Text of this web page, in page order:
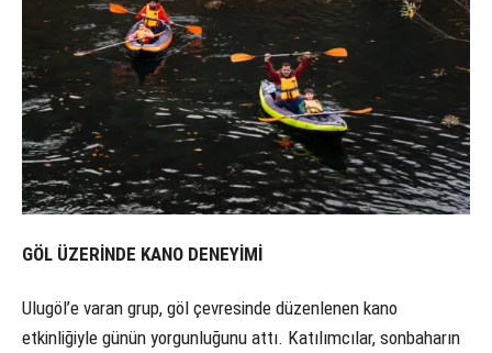
GÖL ÜZERİNDE KANO DENEYİMİ
Ulugöl’e varan grup, göl çevresinde düzenlenen kano
etkinliğiyle günün yorgunluğunu attı. Katılımcılar, sonbaharın